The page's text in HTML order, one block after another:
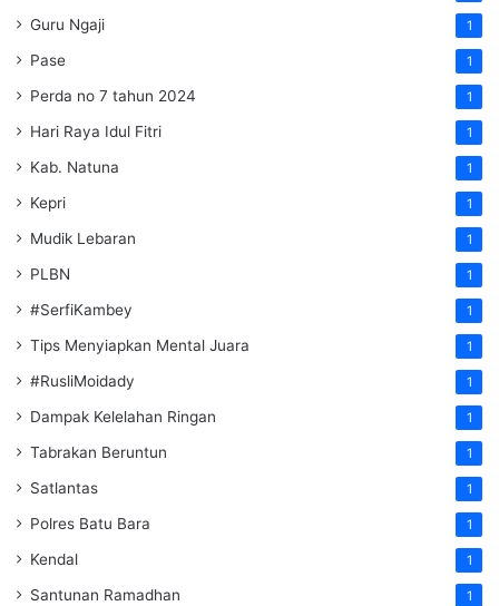
Guru Ngaji 1
Pase 1
Perda no 7 tahun 2024 1
Hari Raya Idul Fitri 1
Kab. Natuna 1
Kepri 1
Mudik Lebaran 1
PLBN 1
#SerfiKambey 1
Tips Menyiapkan Mental Juara 1
#RusliMoidady 1
Dampak Kelelahan Ringan 1
Tabrakan Beruntun 1
Satlantas 1
Polres Batu Bara 1
Kendal 1
Santunan Ramadhan 1